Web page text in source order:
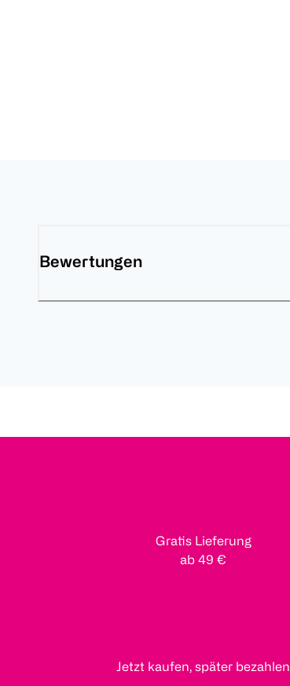
Bewertungen
Gratis Lieferung
ab 49 €
Jetzt kaufen, später bezahlen